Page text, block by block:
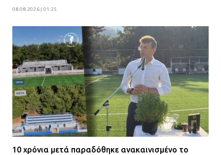
08.08.2026 | 01:25
10 χρόνια μετά παραδόθηκε ανακαινισμένο το